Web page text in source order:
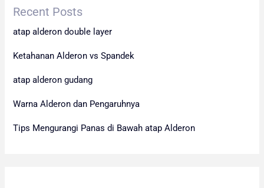
Recent Posts
atap alderon double layer
Ketahanan Alderon vs Spandek
atap alderon gudang
Warna Alderon dan Pengaruhnya
Tips Mengurangi Panas di Bawah atap Alderon